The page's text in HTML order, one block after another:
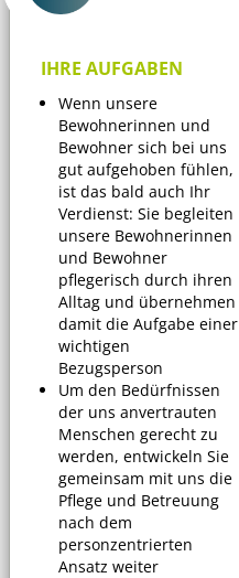
IHRE AUFGABEN
Wenn unsere
Bewohnerinnen und
Bewohner sich bei uns
gut aufgehoben fühlen,
ist das bald auch Ihr
Verdienst: Sie begleiten
unsere Bewohnerinnen
und Bewohner
pflegerisch durch ihren
Alltag und übernehmen
damit die Aufgabe einer
wichtigen
Bezugsperson
Um den Bedürfnissen
der uns anvertrauten
Menschen gerecht zu
werden, entwickeln Sie
gemeinsam mit uns die
Pflege und Betreuung
nach dem
personzentrierten
Ansatz weiter